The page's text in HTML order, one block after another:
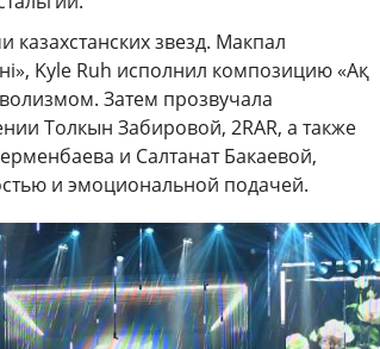
звезд. Макпал
Kyle Ruh исполнил композицию «Ақ
Затем прозвучала
Толкын Забировой, 2RAR, а также
и Салтанат Бакаевой,
и эмоциональной подачей.